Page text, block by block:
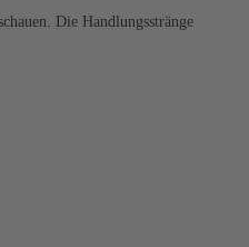
Die Handlungsstränge